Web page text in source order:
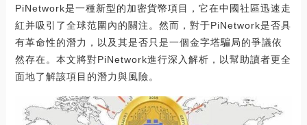
PiNetwork是一種新型的加密貨幣項目，它在中國社區迅速走
紅并吸引了全球范圍內的關注。然而，對于PiNetwork是否具
有革命性的潛力，以及其是否只是一個金字塔騙局的爭議依
然存在。本文將對PiNetwork進行深入解析，以幫助讀者更全
面地了解該項目的潛力與風險。